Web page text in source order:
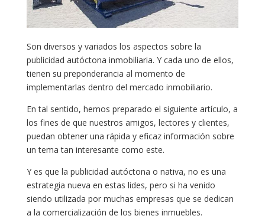
Son diversos y variados los aspectos sobre la
publicidad autóctona inmobiliaria. Y cada uno de ellos,
tienen su preponderancia al momento de
implementarlas dentro del mercado inmobiliario.
En tal sentido, hemos preparado el siguiente artículo, a
los fines de que nuestros amigos, lectores y clientes,
puedan obtener una rápida y eficaz información sobre
un tema tan interesante como este.
Y es que la publicidad autóctona o nativa, no es una
estrategia nueva en estas lides, pero si ha venido
siendo utilizada por muchas empresas que se dedican
a la comercialización de los bienes inmuebles.